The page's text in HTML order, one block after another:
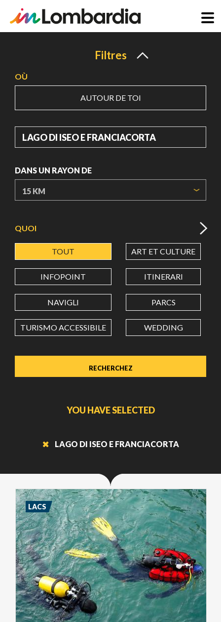
principal
Filtres
OÙ
AUTOUR DE TOI
OÙ
DANS UN RAYON DE
LATITUDE
LONGITUDE
Value in decimal degrees. Use dot (.) as decimal separator.
QUOI
TOUT ART ET CULTURE
INFOPOINT ITINERARI
NAVIGLI PARCS
TURISMO ACCESSIBILE WEDDING
YOU HAVE SELECTED
LAGO DI ISEO E FRANCIACORTA
LACS